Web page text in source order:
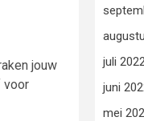
jouw
voor
juli
juni
mei